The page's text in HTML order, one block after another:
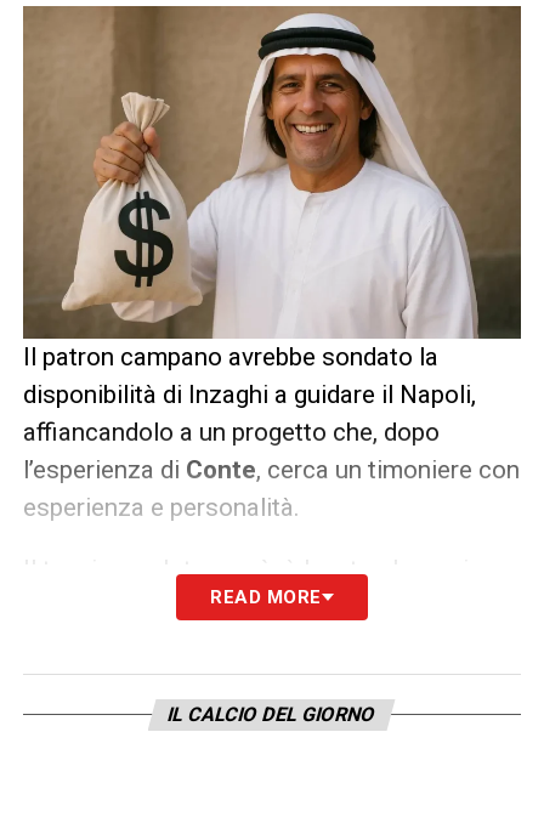
Il patron campano avrebbe sondato la
disponibilità di Inzaghi a guidare il Napoli,
affiancandolo a un progetto che, dopo
l’esperienza di Conte, cerca un timoniere con
esperienza e personalità.
Il tecnico ex Inter, però, è legato al proprio
Al‑Hilal, per almeno un’altra
importante dal punto di vista economico.
READ MORE
IL CALCIO DEL GIORNO